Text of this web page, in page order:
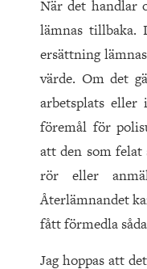
När det handlar
lämnas
ersättning
värde. Om det
arbetsplats
föremål för
att den som
rör eller
Återlämnandet
fått förmedla
Jag hoppas att